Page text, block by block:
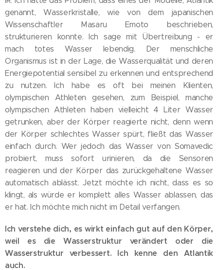
genannt, Wasserkristalle, wie von dem japanischen
Wissenschaftler Masaru Emoto beschrieben,
strukturieren konnte. Ich sage mit Übertreibung - er
mach totes Wasser lebendig. Der menschliche
Organismus ist in der Lage, die Wasserqualität und deren
Energiepotential sensibel zu erkennen und entsprechend
zu nutzen. Ich habe es oft bei meinen Klienten,
olympischen Athleten gesehen, zum Beispiel, manche
olympischen Athleten haben vielleicht 4 Liter Wasser
getrunken, aber der Körper reagierte nicht, denn wenn
der Körper schlechtes Wasser spürt, fließt das Wasser
einfach durch. Wer jedoch das Wasser von Somavedic
probiert, muss sofort urinieren, da die Sensoren
reagieren und der Körper das zurückgehaltene Wasser
automatisch ablässt. Jetzt möchte ich nicht, dass es so
klingt, als würde er komplett alles Wasser ablassen, das
er hat. Ich möchte mich nicht im Detail verfangen.
Ich verstehe dich, es wirkt einfach gut auf den Körper,
weil es die Wasserstruktur verändert oder die
Wasserstruktur verbessert. Ich kenne den Atlantik
auch.